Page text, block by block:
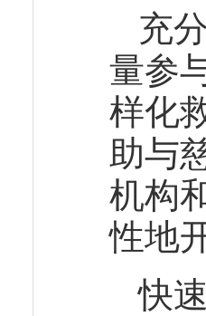
充
量参
样化
助与
机构
性地
快